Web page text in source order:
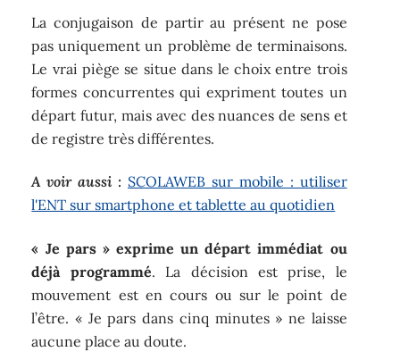
La conjugaison de partir au présent ne pose
pas uniquement un problème de terminaisons.
Le vrai piège se situe dans le choix entre trois
formes concurrentes qui expriment toutes un
départ futur, mais avec des nuances de sens et
de registre très différentes.
A voir aussi : SCOLAWEB sur mobile : utiliser
l'ENT sur smartphone et tablette au quotidien
« Je pars » exprime un départ immédiat ou
déjà programmé. La décision est prise, le
mouvement est en cours ou sur le point de
l’être. « Je pars dans cinq minutes » ne laisse
aucune place au doute.